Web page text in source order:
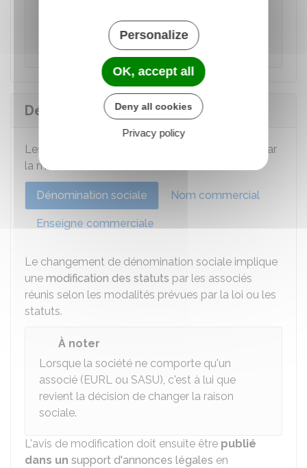
Institut national de la propriété industrielle (Inpi)
Démarches de modification
Les formalités varient selon l'élément impacté par
la modification.
Dénomination sociale Nom commercial
Enseigne commerciale
Le changement de dénomination sociale implique
une modification des statuts par les associés
réunis selon les modalités prévues par la loi ou les
statuts.
À noter
Lorsque la société ne comporte qu'un
associé (EURL ou SASU), c'est à lui que
revient la décision de changer la raison
sociale.
L'avis de modification doit ensuite être publié
dans un support d'annonces légales en
Personalize
OK, accept all
Deny all cookies
Privacy policy